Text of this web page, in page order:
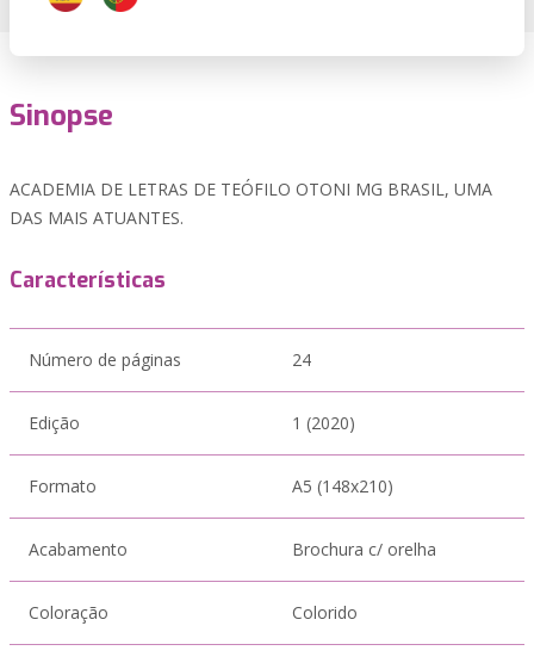
Sinopse
ACADEMIA DE LETRAS DE TEÓFILO OTONI MG BRASIL, UMA
DAS MAIS ATUANTES.
Características
Número de páginas 24
Edição 1 (2020)
Formato A5 (148x210)
Acabamento Brochura c/ orelha
Coloração Colorido